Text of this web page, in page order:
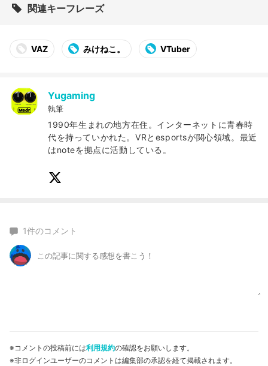
関連キーフレーズ
VAZ みけねこ。 VTuber
Yugaming
執筆
1990年生まれの地方在住。インターネットに青春時
代を持っていかれた。VRとesportsが関心領域。最近
はnoteを拠点に活動している。
1件のコメント
※コメントの投稿前には利用規約の確認をお願いします。
※非ログインユーザーのコメントは編集部の承認を経て掲載されます。